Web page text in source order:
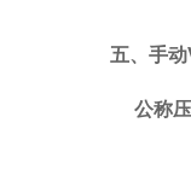
五、手动
公称